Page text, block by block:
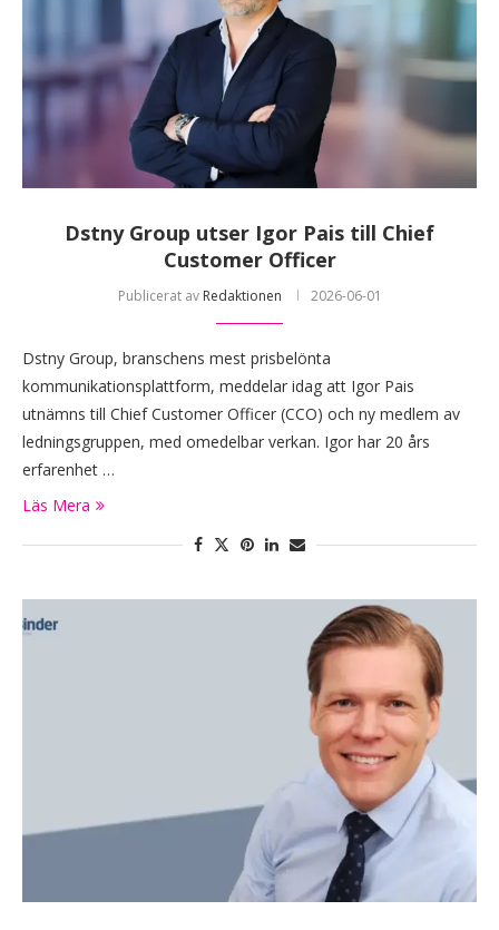
Dstny Group utser Igor Pais till Chief
Customer Officer
Publicerat av Redaktionen 2026-06-01
Dstny Group, branschens mest prisbelönta
kommunikationsplattform, meddelar idag att Igor Pais
utnämns till Chief Customer Officer (CCO) och ny medlem av
ledningsgruppen, med omedelbar verkan. Igor har 20 års
erfarenhet …
Läs Mera